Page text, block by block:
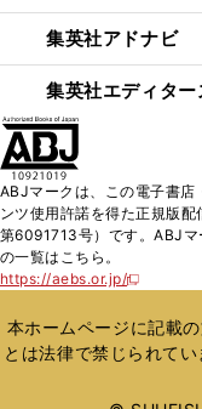
集英社アドナビ
集英社エディタ
ABJマークは、この電子書店
ンツ使用許諾を得た正規版
第6091713号）です。ABJマ
の一覧はこちら。
https://aebs.or.jp/
新
い
ウ
ィ
本ホームページに記載
とは法律で禁じられて